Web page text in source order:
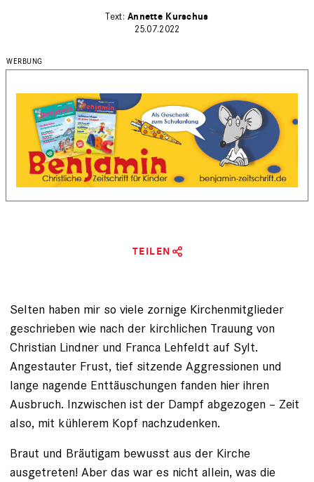
Annette Kurschus
25.07.2022
TEILEN
Selten haben mir so viele zornige Kirchenmitglieder
geschrieben wie nach der kirchlichen Trauung von
Christian Lindner und Franca Lehfeldt auf Sylt.
Angestauter Frust, tief sitzende Aggressionen und
lange nagende Enttäuschungen fanden hier ihren
Ausbruch. Inzwischen ist der Dampf abgezogen – Zeit
also, mit kühlerem Kopf nachzudenken.
Braut und Bräutigam bewusst aus der Kirche
ausgetreten! Aber das war es nicht allein, was die